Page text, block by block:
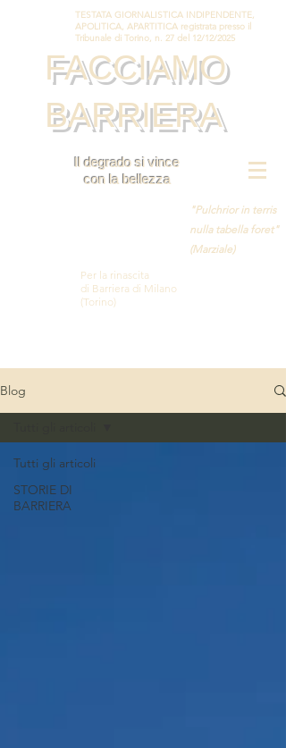
TESTATA GIORNALISTICA INDIPENDENTE,
APOLITICA, APARTITICA registrata presso il
Tribunale di Torino, n. 27 del 12/12/2025
FACCIAMO
BARRIERA
Il degrado si vince
con la bellezza
"Pulchrior in terris
nulla tabella foret"
(Marziale)
Per la rinascita
di Barriera di Milano
(Torino)
Blog
Tutti gli articoli
STORIE DI
BARRIERA